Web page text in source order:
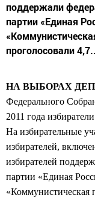
поддержали
партии «Единая
проголосовали
НА ВЫБОРАХ
Федерального
2011 года
На избирательные
избирателей,
избирателей
партии «Единая
«Коммунистическая